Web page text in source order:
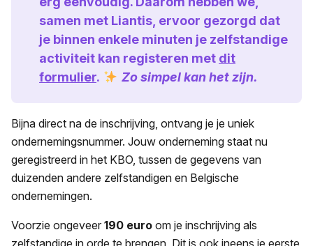
samen met Liantis, ervoor gezorgd dat
je binnen enkele minuten je zelfstandige
activiteit kan registeren met dit
formulier. Zo simpel kan het zijn.
Bijna direct na de inschrijving, ontvang je je uniek
ondernemingsnummer. Jouw onderneming staat nu
geregistreerd in het KBO, tussen de gegevens van
duizenden andere zelfstandigen en Belgische
ondernemingen.
Voorzie ongeveer 190 euro om je inschrijving als